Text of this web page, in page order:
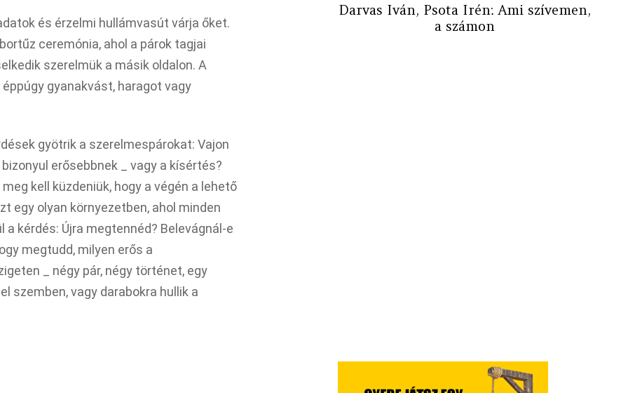
és érzelmi hullámvasút várja őket.
ceremónia, ahol a párok tagjai
szerelmük a másik oldalon. A
gyanakvást, haragot vagy
gyötrik a szerelmespárokat: Vajon
erősebbnek _ vagy a kísértés?
kell küzdeniük, hogy a végén a lehető
egy olyan környezetben, ahol minden
kérdés: Újra megtennéd? Belevágnál-e
megtudd, milyen erős a
_ négy pár, négy történet, egy
szemben, vagy darabokra hullik a
Darvas Iván, Psota Irén: Ami szívemen,
a számon